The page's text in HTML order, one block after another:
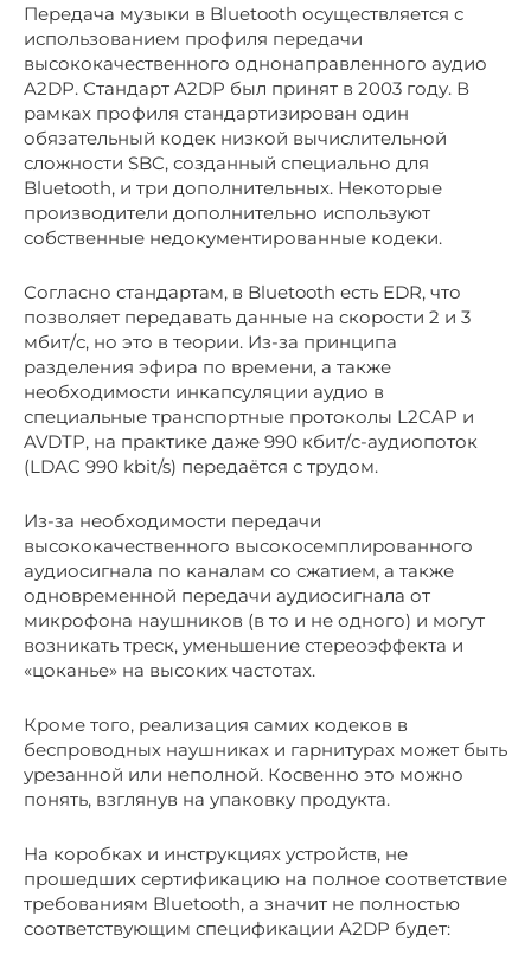
Передача музыки в Bluetooth осуществляется с
использованием профиля передачи
высококачественного однонаправленного аудио
A2DP. Стандарт A2DP был принят в 2003 году. В
рамках профиля стандартизирован один
обязательный кодек низкой вычислительной
сложности SBC, созданный специально для
Bluetooth, и три дополнительных. Некоторые
производители дополнительно используют
собственные недокументированные кодеки.
Согласно стандартам, в Bluetooth есть EDR, что
позволяет передавать данные на скорости 2 и 3
мбит/с, но это в теории. Из-за принципа
разделения эфира по времени, а также
необходимости инкапсуляции аудио в
специальные транспортные протоколы L2CAP и
AVDTP, на практике даже 990 кбит/с-аудиопоток
(LDAC 990 kbit/s) передаётся с трудом.
Из-за необходимости передачи
высококачественного высокосемплированного
аудиосигнала по каналам со сжатием, а также
одновременной передачи аудиосигнала от
микрофона наушников (в то и не одного) и могут
возникать треск, уменьшение стереоэффекта и
«цоканье» на высоких частотах.
Кроме того, реализация самих кодеков в
беспроводных наушниках и гарнитурах может быть
урезанной или неполной. Косвенно это можно
понять, взглянув на упаковку продукта.
На коробках и инструкциях устройств, не
прошедших сертификацию на полное соответствие
требованиям Bluetooth, а значит не полностью
соответствующим спецификации A2DP будет: